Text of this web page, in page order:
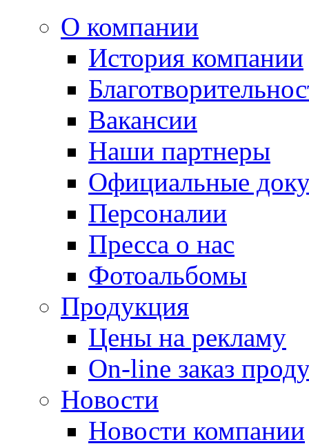
О компании
История компании
Вакансии
Наши партнеры
Официальные
Персоналии
Пресса о нас
Фотоальбомы
Продукция
Цены на рекламу
On-line заказ
Новости
Новости компании